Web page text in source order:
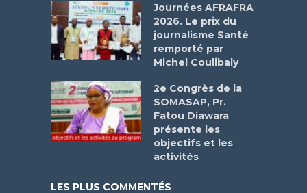
Journées AFRAFRA
2026. Le prix du
journalisme Santé
remporté par
Michel Coulibaly
2e Congrès de la
SOMASAP, Pr.
Fatou Diawara
présente les
objectifs et les
activités
LES PLUS COMMENTÉS